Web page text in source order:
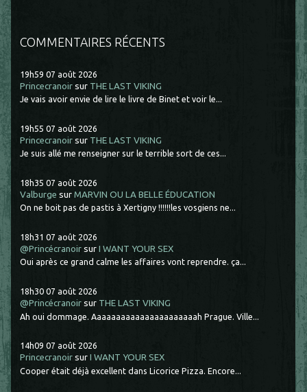
COMMENTAIRES RÉCENTS
19h59 07 août 2026
Princecranoir sur THE LAST VIKING
Je vais avoir envie de lire le livre de Binet et voir le...
19h55 07 août 2026
Princecranoir sur THE LAST VIKING
Je suis allé me renseigner sur le terrible sort de ces...
18h35 07 août 2026
Valburge surMARVIN OU LA BELLE ÉDUCATION
On ne boit pas de pastis à Xertigny !!!!!!les vosgiens ne...
18h31 07 août 2026
@Princécranoir surI WANT YOUR SEX
Oui après ce grand calme les affaires vont reprendre. ça...
18h30 07 août 2026
@Princécranoir sur THE LAST VIKING
Ah oui dommage. Aaaaaaaaaaaaaaaaaaaaaah Prague. Ville...
14h09 07 août 2026
Princecranoir surI WANT YOUR SEX
Cooper était déjà excellent dans Licorice Pizza. Encore...